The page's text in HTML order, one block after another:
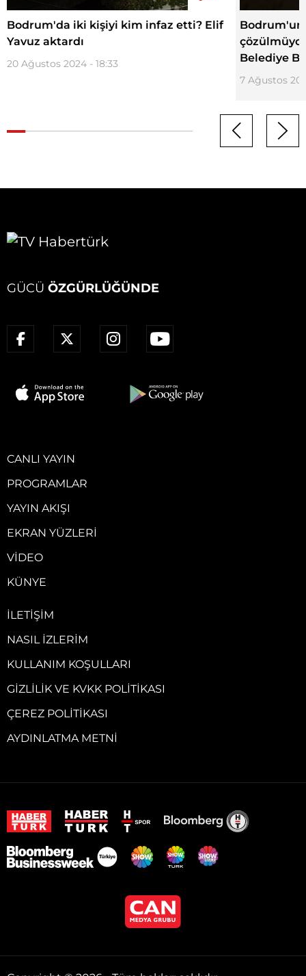
Bodrum'da iki kişiyi kim infaz etti? Elif
Yavuz aktardı
20 Ağustos 2024 - 18:33
Bodrum'un
Belediye
7 Ağustos
GÜCÜ ÖZGÜRLÜĞÜNDE
CANLI YAYIN
PROGRAMLAR
YAYIN AKIŞI
EKRAN YÜZLERI
VIDEO
KÜNYE
İLETIŞIM
NASIL İZLERIM
KULLANIM KOŞULLARI
GIZLILIK VE KVKK POLITIKASI
ÇEREZ POLITIKASI
AYDINLATMA METNI